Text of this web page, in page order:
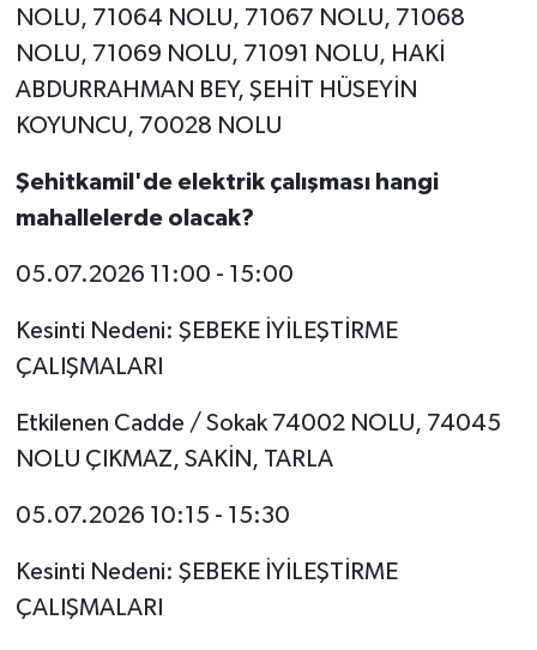
NOLU, 71064 NOLU, 71067 NOLU, 71068
NOLU, 71069 NOLU, 71091 NOLU, HAKİ
ABDURRAHMAN BEY, ŞEHİT HÜSEYİN
KOYUNCU, 70028 NOLU
Şehitkamil'de elektrik çalışması hangi
mahallelerde olacak?
05.07.2026 11:00 - 15:00
Kesinti Nedeni: ŞEBEKE İYİLEŞTİRME
ÇALIŞMALARI
Etkilenen Cadde / Sokak74002 NOLU, 74045
NOLU ÇIKMAZ, SAKİN, TARLA
05.07.2026 10:15 - 15:30
Kesinti Nedeni: ŞEBEKE İYİLEŞTİRME
ÇALIŞMALARI